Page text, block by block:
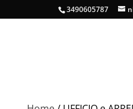
3490605787